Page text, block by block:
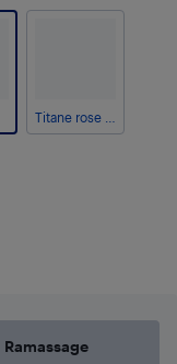
Ramassage